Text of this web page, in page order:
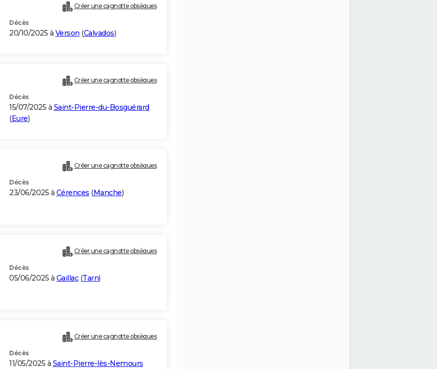
Créer une cagnotte obsèques
Décès
20/10/2025 à Verson (Calvados)
Créer une cagnotte obsèques
Décès
15/07/2025 à Saint-Pierre-du-Bosguérard
(Eure)
Créer une cagnotte obsèques
Décès
23/06/2025 à Cérences (Manche)
Créer une cagnotte obsèques
Décès
05/06/2025 à Gaillac(Tarn)
Créer une cagnotte obsèques
Décès
11/05/2025 à Saint-Pierre-lès-Nemours